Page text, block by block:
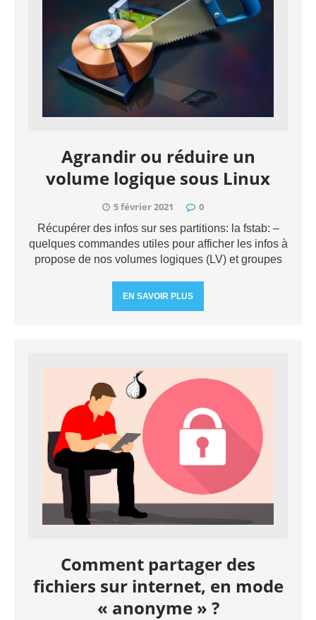
Agrandir ou réduire un
volume logique sous Linux
5 février 2021 0
Récupérer des infos sur ses partitions: la fstab: –
quelques commandes utiles pour afficher les infos à
propose de nos volumes logiques (LV) et groupes
EN SAVOIR PLUS
Comment partager des
fichiers sur internet, en mode
« anonyme » ?